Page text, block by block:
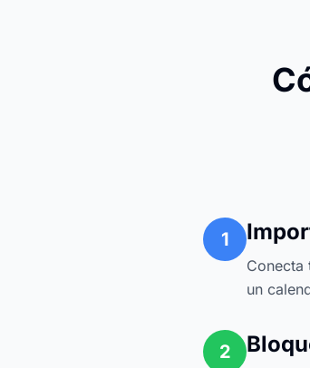
1
Conecta
un
2